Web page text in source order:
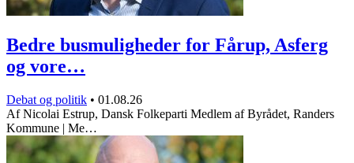
Bedre busmuligheder for Fårup, Asferg
og vore…
Debat og politik • 01.08.26
Af Nicolai Estrup, Dansk Folkeparti Medlem af Byrådet, Randers
Kommune | Me…